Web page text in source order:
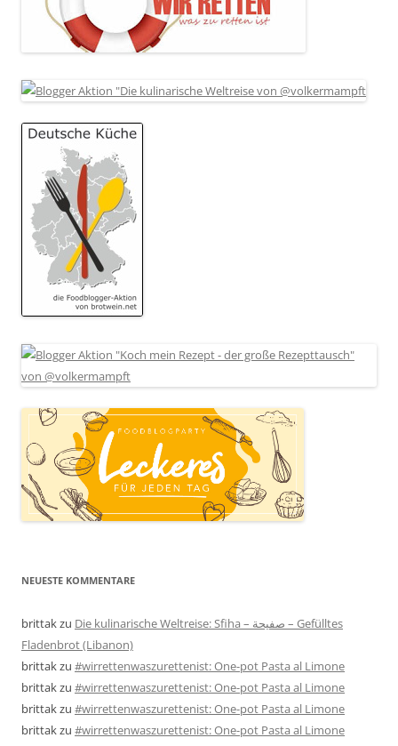
NEUESTE KOMMENTARE
brittakzu Die kulinarische Weltreise: Sfiha – صفيحة – Gefülltes
Fladenbrot (Libanon)
brittakzu #wirrettenwaszurettenist: One-pot Pasta al Limone
brittakzu #wirrettenwaszurettenist: One-pot Pasta al Limone
brittakzu #wirrettenwaszurettenist: One-pot Pasta al Limone
brittakzu #wirrettenwaszurettenist: One-pot Pasta al Limone